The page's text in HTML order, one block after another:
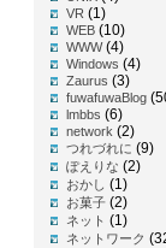
VR (1)
WEB (10)
WWW(4)
Windows (4)
Zaurus (3)
fuwafuwaBlog
lmbbs (6)
network (2)
つれづれに (9)
ぽえりな (2)
おかし (1)
お菓子 (2)
ネット (1)
ネットワーク